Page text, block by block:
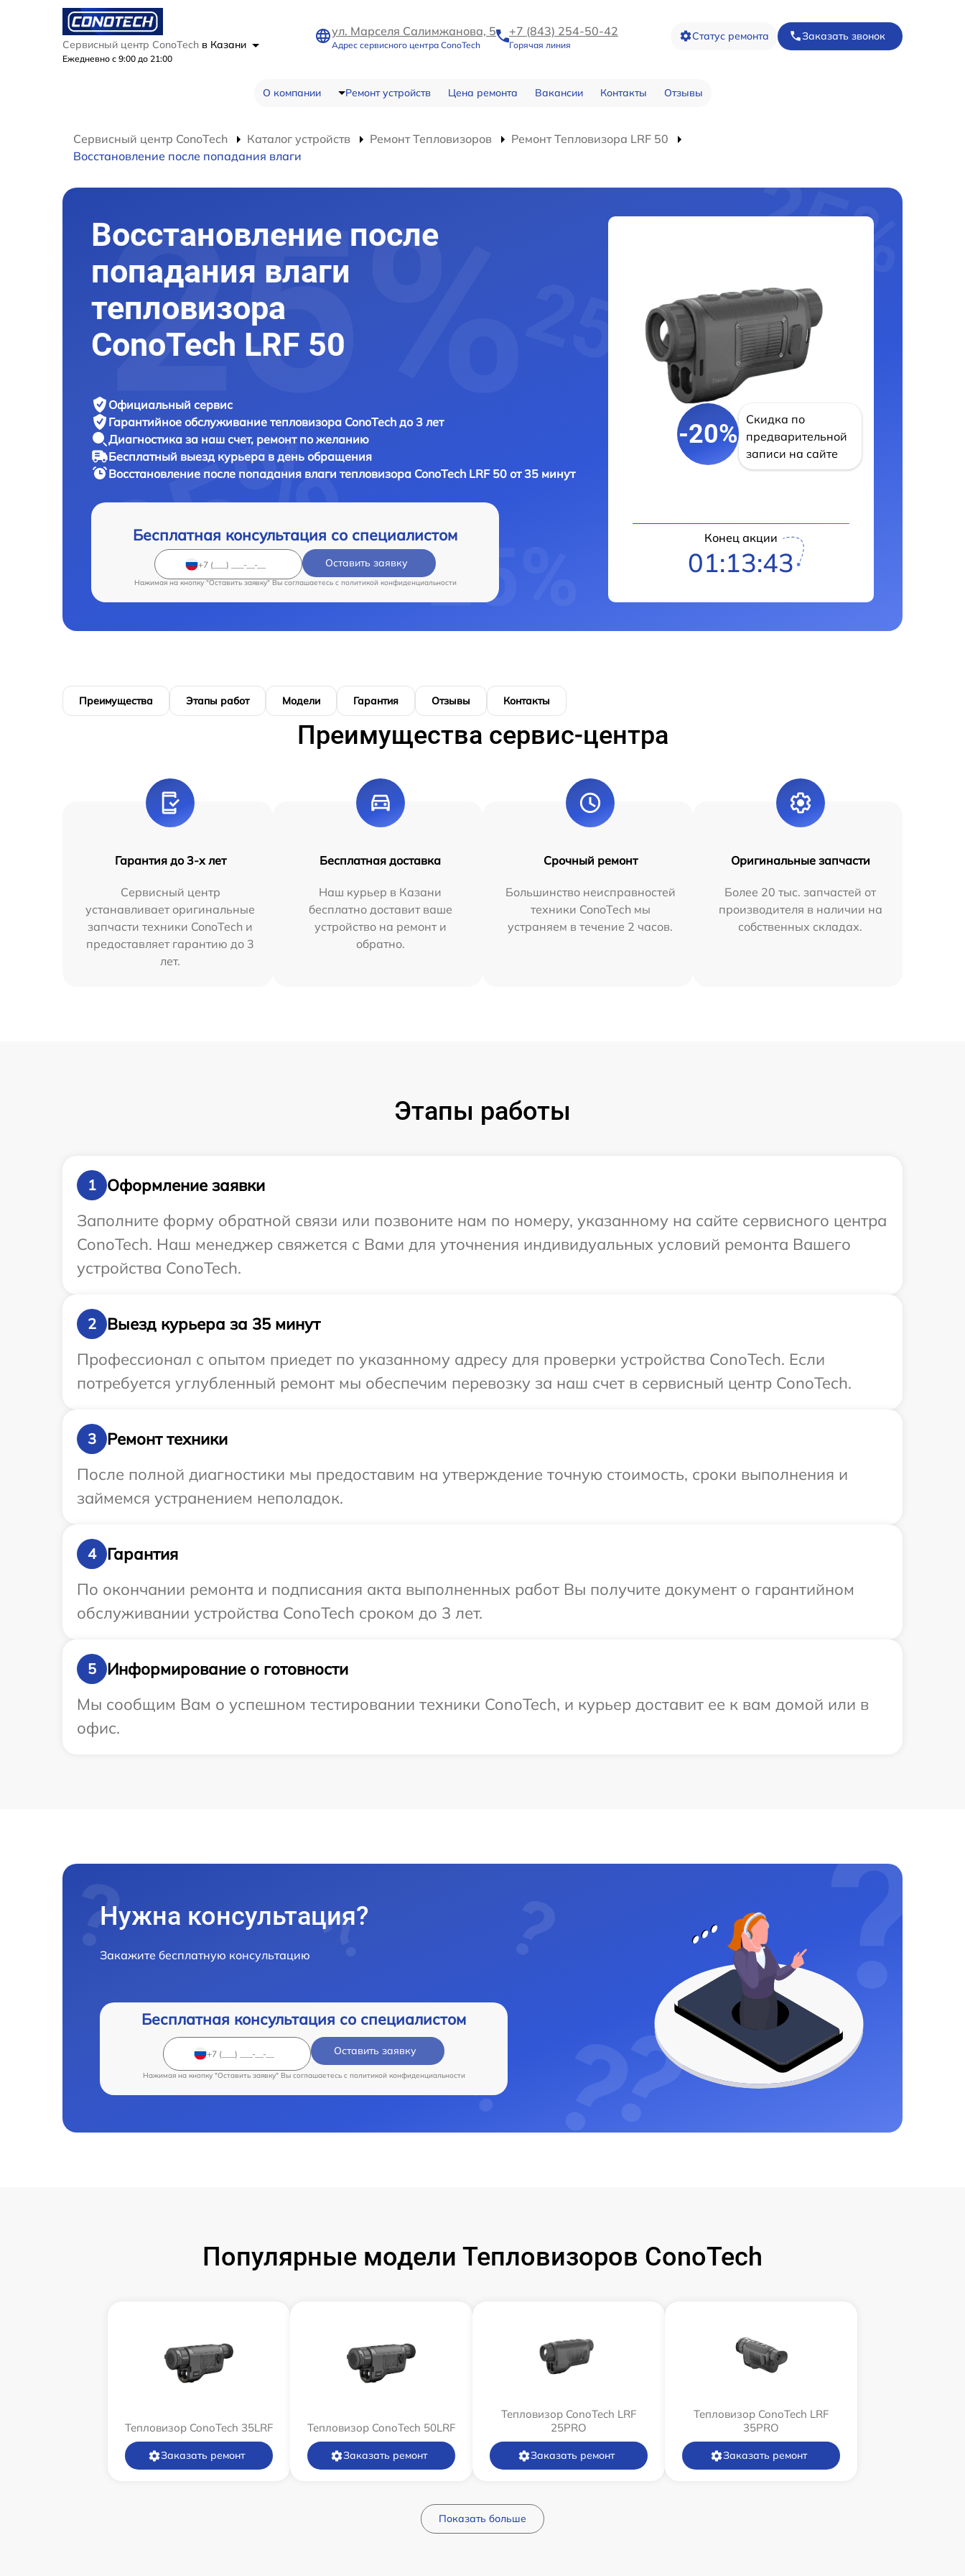
Сервисный центр ConoTech в Казани
Ежедневно с 9:00 до 21:00
ул. Марселя Салимжанова, 5
Адрес сервисного центра ConoTech
+7 (843) 254-50-42
Горячая линия
Статус ремонта Заказать звонок
О компании Ремонт устройств Цена ремонта Вакансии Контакты Отзывы
Сервисный центр ConoTech Каталог устройств Ремонт Тепловизоров
Ремонт Тепловизора LRF 50
Восстановление после попадания влаги
Восстановление после
попадания влаги
тепловизора
ConoTech LRF 50
Официальный сервис
Гарантийное обслуживание тепловизора ConoTech до 3 лет
Диагностика за наш счет, ремонт по желанию
Бесплатный выезд курьера в день обращения
Восстановление после попадания влаги тепловизора ConoTech LRF 50 от 35 минут
Бесплатная консультация со специалистом
Оставить заявку
Нажимая на кнопку "Оставить заявку" Вы соглашаетесь c политикой конфиденциальности
-20%
Скидка по
предварительной
записи на сайте
Конец акции
01:13:42
Преимущества Этапы работ Модели Гарантия Отзывы Контакты
Преимущества сервис-центра
Гарантия до 3-х лет
Сервисный центр
устанавливает оригинальные
запчасти техники ConoTech и
предоставляет гарантию до 3
лет.
Бесплатная доставка
Наш курьер в Казани
бесплатно доставит ваше
устройство на ремонт и
обратно.
Срочный ремонт
Большинство неисправностей
техники ConoTech мы
устраняем в течение 2 часов.
Оригинальные запчасти
Более 20 тыс. запчастей от
производителя в наличии на
собственных складах.
Этапы работы
1
Оформление заявки
Заполните форму обратной связи или позвоните нам по номеру, указанному на сайте сервисного центра
ConoTech. Наш менеджер свяжется с Вами для уточнения индивидуальных условий ремонта Вашего
устройства ConoTech.
2
Выезд курьера за 35 минут
Профессионал с опытом приедет по указанному адресу для проверки устройства ConoTech. Если
потребуется углубленный ремонт мы обеспечим перевозку за наш счет в сервисный центр ConoTech.
3
Ремонт техники
После полной диагностики мы предоставим на утверждение точную стоимость, сроки выполнения и
займемся устранением неполадок.
4
Гарантия
По окончании ремонта и подписания акта выполненных работ Вы получите документ о гарантийном
обслуживании устройства ConoTech сроком до 3 лет.
5
Информирование о готовности
Мы сообщим Вам о успешном тестировании техники ConoTech, и курьер доставит ее к вам домой или в
офис.
Нужна консультация?
Закажите бесплатную консультацию
Бесплатная консультация со специалистом
Оставить заявку
Нажимая на кнопку "Оставить заявку" Вы соглашаетесь c политикой конфиденциальности
Популярные модели Тепловизоров ConoTech
Тепловизор ConoTech 35LRF
Заказать ремонт
Тепловизор ConoTech 50LRF
Заказать ремонт
Тепловизор ConoTech LRF
25PRO
Заказать ремонт
Тепловизор ConoTech LRF
35PRO
Заказать ремонт
Показать больше